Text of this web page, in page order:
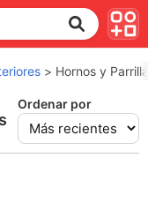
> Hornos y
Ordenar por